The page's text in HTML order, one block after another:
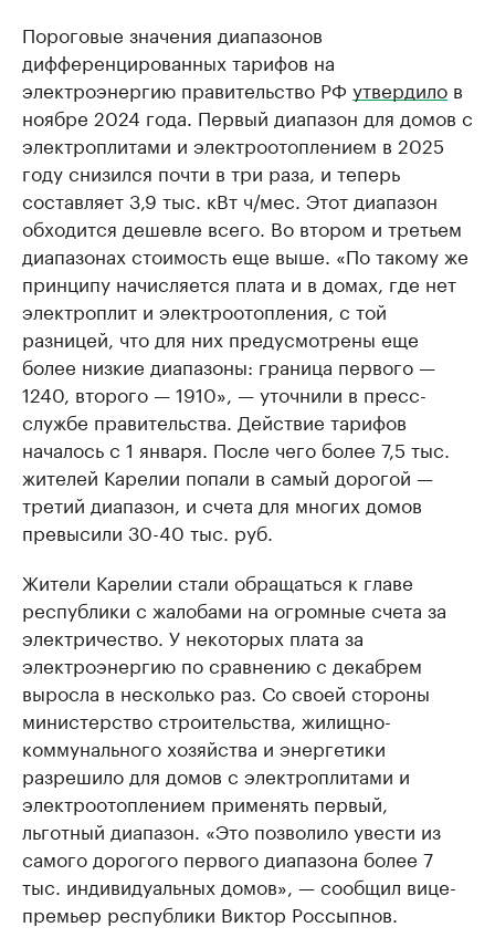
Пороговые значения диапазонов
дифференцированных тарифов на
электроэнергию правительство РФ утвердило в
ноябре 2024 года. Первый диапазон для домов с
электроплитами и электроотоплением в 2025
году снизился почти в три раза, и теперь
составляет 3,9 тыс. кВт ч/мес. Этот диапазон
обходится дешевле всего. Во втором и третьем
диапазонах стоимость еще выше. «По такому же
принципу начисляется плата и в домах, где нет
электроплит и электроотопления, с той
разницей, что для них предусмотрены еще
более низкие диапазоны: граница первого —
1240, второго — 1910», — уточнили в пресс-
службе правительства. Действие тарифов
началось с 1 января. После чего более 7,5 тыс.
жителей Карелии попали в самый дорогой —
третий диапазон, и счета для многих домов
превысили 30-40 тыс. руб.
Жители Карелии стали обращаться к главе
республики с жалобами на огромные счета за
электричество. У некоторых плата за
электроэнергию по сравнению с декабрем
выросла в несколько раз. Со своей стороны
министерство строительства, жилищно-
коммунального хозяйства и энергетики
разрешило для домов с электроплитами и
электроотоплением применять первый,
льготный диапазон. «Это позволило увести из
самого дорогого первого диапазона более 7
тыс. индивидуальных домов», — сообщил вице-
премьер республики Виктор Россыпнов.